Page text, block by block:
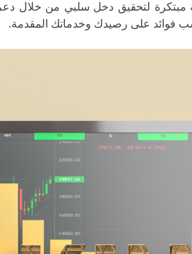
مبتكرة لتحقيق دخل سلبي من خلال
فوائد على رصيدك وخدماتك المقدمة.